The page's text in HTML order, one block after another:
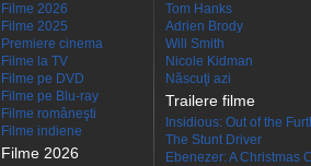
Filme 2026
Filme 2025
Premiere cinema
Filme la TV
Filme pe DVD
Filme pe Blu-ray
Filme româneşti
Filme indiene
Filme 2026
Tom Hanks
Adrien Brody
Will Smith
Nicole Kidman
Născuţi azi
Trailere filme
Insidious: Out of the
The Stunt Driver
Ebenezer: A Christmas